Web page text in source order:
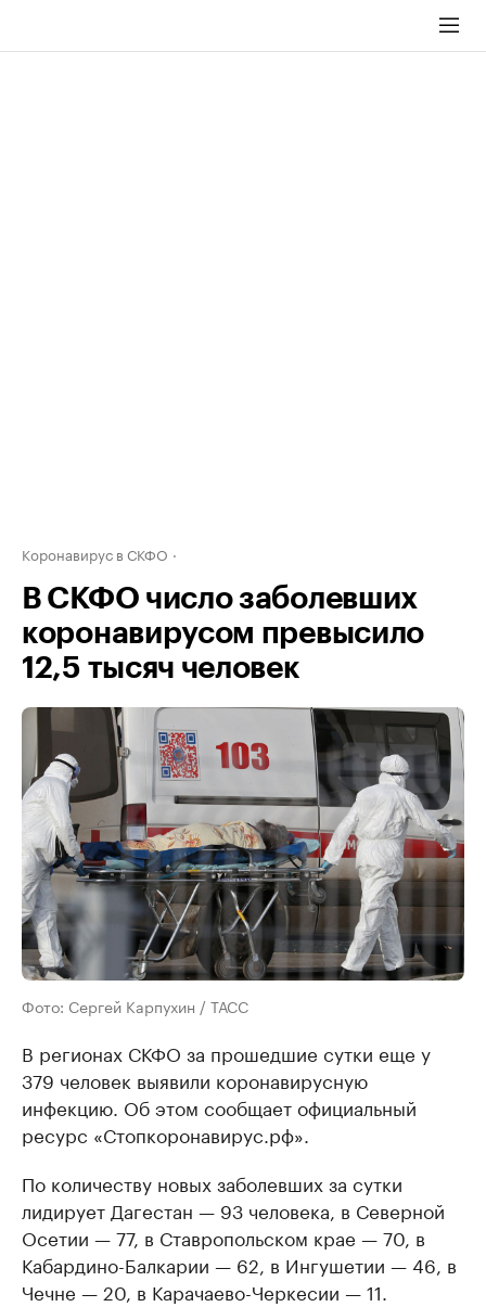
Коронавирус в СКФО
В СКФО число заболевших
коронавирусом превысило
12,5 тысяч человек
Фото: Сергей Карпухин / ТАСС
В регионах СКФО за прошедшие сутки еще у
379 человек выявили коронавирусную
инфекцию. Об этом сообщает официальный
ресурс «Стопкоронавирус.рф».
По количеству новых заболевших за сутки
лидирует Дагестан — 93 человека, в Северной
Осетии — 77, в Ставропольском крае — 70, в
Кабардино-Балкарии — 62, в Ингушетии — 46, в
Чечне — 20, в Карачаево-Черкесии — 11.